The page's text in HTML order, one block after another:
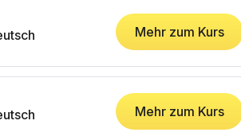
Mehr zum Kurs
Mehr zum Kurs